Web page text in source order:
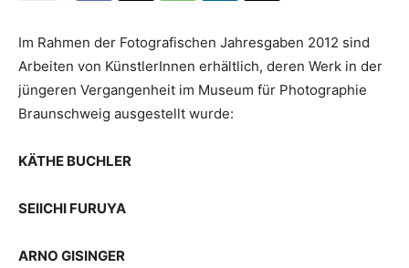
Im Rahmen der Fotografischen Jahresgaben 2012 sind
Arbeiten von KünstlerInnen erhältlich, deren Werk in der
jüngeren Vergangenheit im Museum für Photographie
Braunschweig ausgestellt wurde:
KÄTHE BUCHLER
SEIICHI FURUYA
ARNO GISINGER